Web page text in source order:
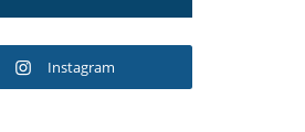
Instagram